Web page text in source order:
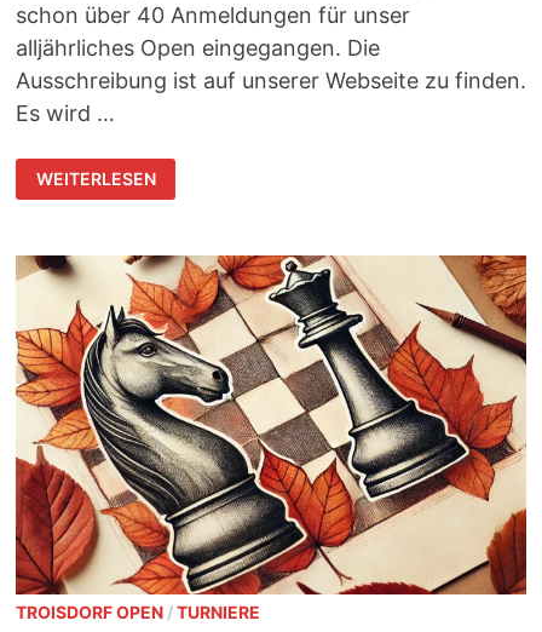
schon über 40 Anmeldungen für unser
alljährliches Open eingegangen. Die
Ausschreibung ist auf unserer Webseite zu finden.
Es wird …
HERBST-
OPEN:
SCHON
ANMELDUNGEN
WEITERLESEN
TROISDORF OPEN/TURNIERE